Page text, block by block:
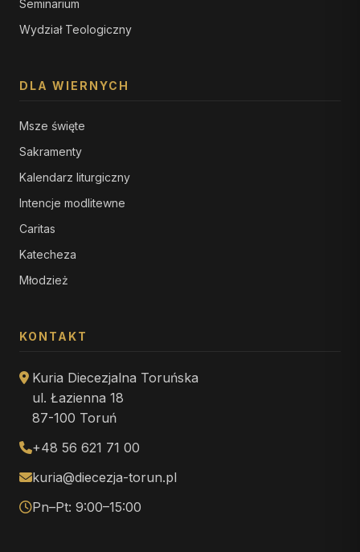
Seminarium
Wydział Teologiczny
DLA WIERNYCH
Msze święte
Sakramenty
Kalendarz liturgiczny
Intencje modlitewne
Caritas
Katecheza
Młodzież
KONTAKT
Kuria Diecezjalna Toruńska
ul. Łazienna 18
87-100 Toruń
+48 56 621 71 00
kuria@diecezja-torun.pl
Pn–Pt: 9:00–15:00